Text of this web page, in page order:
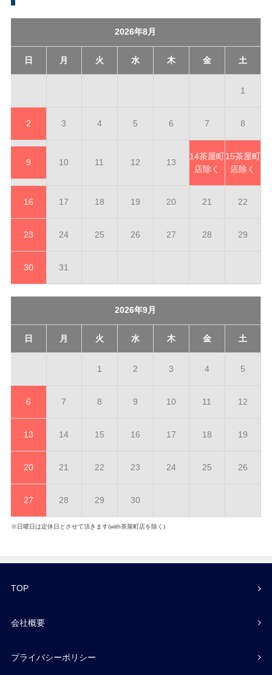
2026年8月
日 月 火 水 木 金 土
1
2 3 4 5 6 7 8
9 10 11 12 13
14茶屋町
店除く
15茶屋町
店除く
16 17 18 19 20 21 22
23 24 25 26 27 28 29
30 31
2026年9月
日 月 火 水 木 金 土
1 2 3 4 5
6 7 8 9 10 11 12
13 14 15 16 17 18 19
20 21 22 23 24 25 26
27 28 29 30
※日曜日は定休日とさせて頂きます(with茶屋町店を除く)
TOP
会社概要
プライバシーポリシー